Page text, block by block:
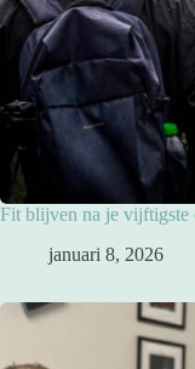
Fit blijven na je vijftigste
januari 8, 2026